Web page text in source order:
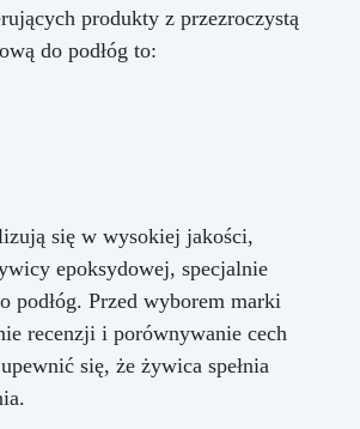
produkty z przezroczystą
do podłóg to:
się w wysokiej jakości,
epoksydowej, specjalnie
podłóg. Przed wyborem marki
recenzji i porównywanie cech
się, że żywica spełnia